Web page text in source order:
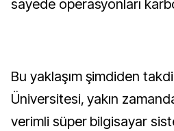
sayede operasyonları
Bu yaklaşım şimdiden
Üniversitesi, yakın
verimli süper bilgisayar